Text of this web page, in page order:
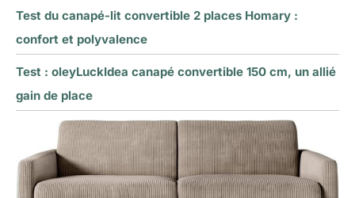
Test du canapé-lit convertible 2 places Homary :
confort et polyvalence
Test : oleyLuckIdea canapé convertible 150 cm, un allié
gain de place